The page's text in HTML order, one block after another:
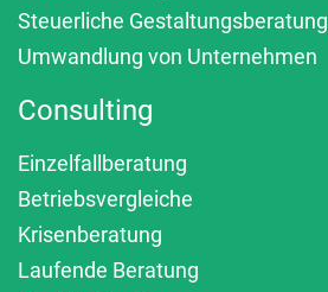
Steuerliche Gestaltungsberatung
Umwandlung von Unternehmen
Consulting
Einzelfallberatung
Betriebsvergleiche
Krisenberatung
Laufende Beratung